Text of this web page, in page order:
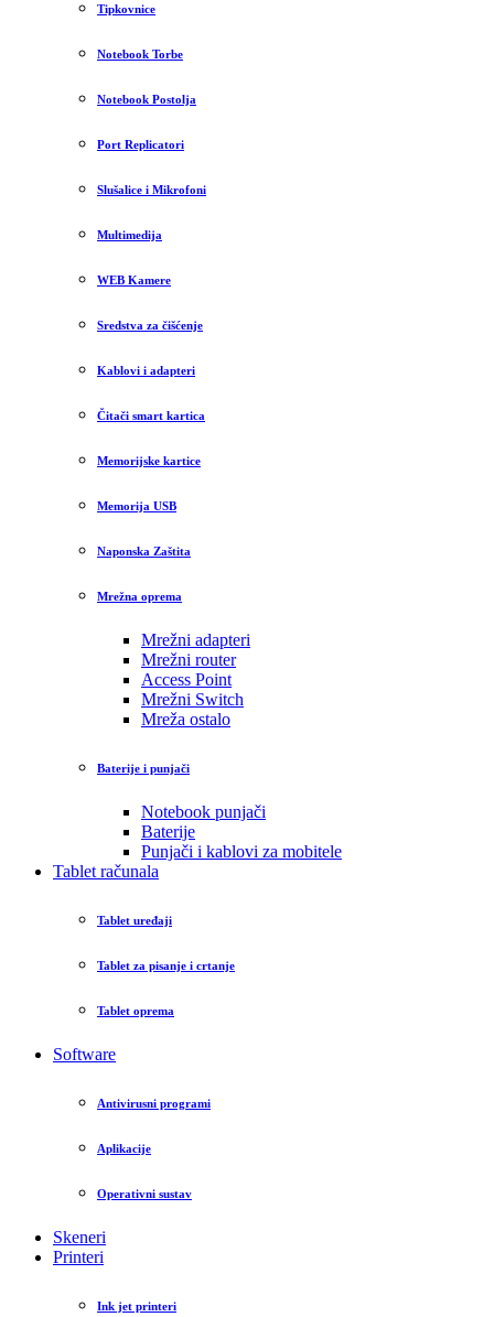
Tipkovnice
Notebook Torbe
Notebook Postolja
Port Replicatori
Slušalice i Mikrofoni
Multimedija
WEB Kamere
Sredstva za čišćenje
Kablovi i adapteri
Čitači smart kartica
Memorijske kartice
Memorija USB
Naponska Zaštita
Mrežna oprema
Mrežni adapteri
Mrežni router
Access Point
Mrežni Switch
Mreža ostalo
Baterije i punjači
Notebook punjači
Baterije
Punjači i kablovi za mobitele
Tablet računala
Tablet uređaji
Tablet za pisanje i crtanje
Tablet oprema
Software
Antivirusni programi
Aplikacije
Operativni sustav
Skeneri
Printeri
Ink jet printeri